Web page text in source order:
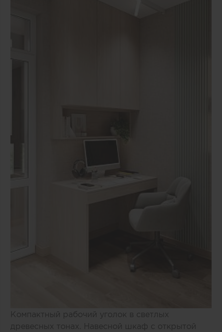
Компактный рабочий уголок в светлых
древесных тонах. Навесной шкаф с открытой